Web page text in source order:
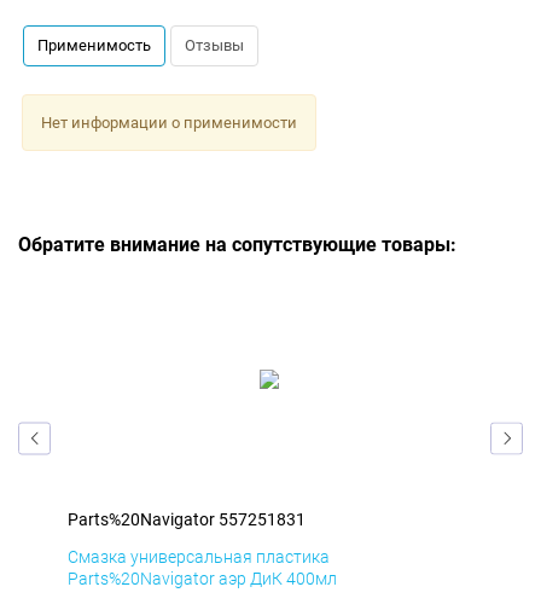
Применимость Отзывы
Нет информации о применимости
Обратите внимание на сопутствующие товары:
Parts%20Navigator 557251831
Смазка универсальная пластика
Parts%20Navigator аэр ДиК 400мл